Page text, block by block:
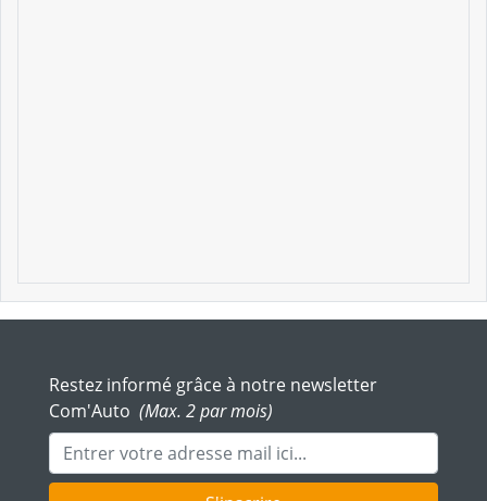
Restez informé grâce à notre newsletter
Com'Auto (Max. 2 par mois)
Adresse mail